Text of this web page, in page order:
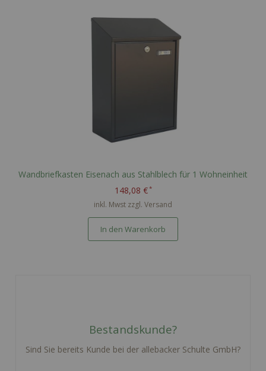
Wandbriefkasten Eisenach aus Stahlblech für 1 Wohneinheit
148,08 €
inkl. Mwst zzgl. Versand
In den Warenkorb
Bestandskunde?
Sind Sie bereits Kunde bei der allebacker Schulte GmbH?